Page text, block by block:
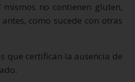
no contienen gluten,
como sucede con otras
que certifican la ausencia de